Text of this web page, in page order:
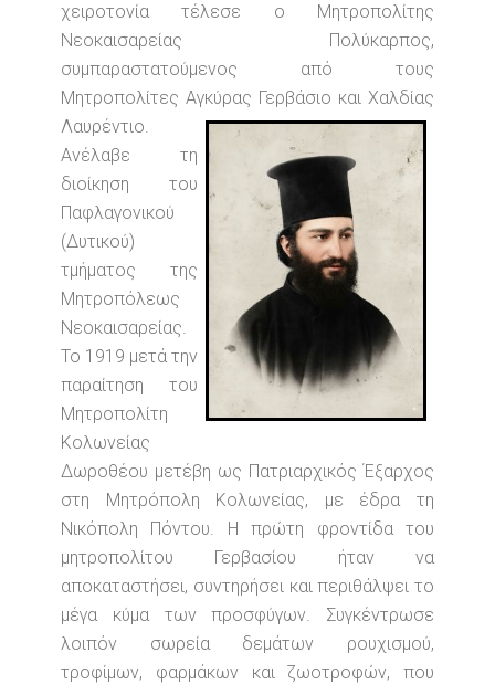
χειροτονία τέλεσε ο Μητροπολίτης
Νεοκαισαρείας Πολύκαρπος,
συμπαραστατούμενος από τους
Μητροπολίτες Αγκύρας Γερβάσιο και Χαλδίας
Λαυρέντιο.
Ανέλαβε τη
διοίκηση του
Παφλαγονικού
(Δυτικού)
τμήματος της
Μητροπόλεως
Νεοκαισαρείας.
Το 1919 μετά την
παραίτηση του
Μητροπολίτη
Κολωνείας
Δωροθέου μετέβη ως Πατριαρχικός Έξαρχος
στη Μητρόπολη Κολωνείας, με έδρα τη
Νικόπολη Πόντου. Η πρώτη φροντίδα του
μητροπολίτου Γερβασίου ήταν να
αποκαταστήσει, συντηρήσει και περιθάλψει το
μέγα κύμα των προσφύγων. Συγκέντρωσε
λοιπόν σωρεία δεμάτων ρουχισμού,
τροφίμων, φαρμάκων και ζωοτροφών, που